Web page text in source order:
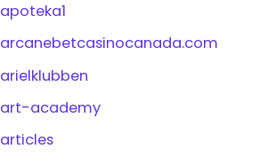
apoteka1
arcanebetcasinocanada.com
arielklubben
art-academy
articles